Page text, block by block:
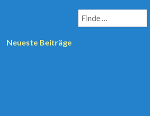
Neueste Beiträge